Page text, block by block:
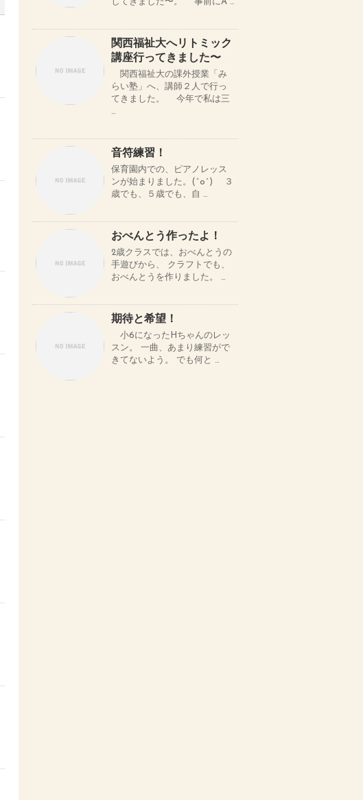
してきました〜。 事前にA …
関西福祉大へリトミック
講座行ってきました〜
関西福祉大の課外授業「み
らい塾」へ、講師２人で行っ
てきました。 今年で私は三
…
音符練習！
保育園内での、ピアノレッス
ンが始まりました。(^o^) ３
歳でも、５歳でも、自 …
おべんとう作ったよ！
2歳クラスでは、おべんとうの
手遊びから、 クラフトでも、
おべんとうを作りました。 …
期待と希望！
小6になったHちゃんのレッ
スン。 一曲、あまり練習がで
きてないよう。 でも何と …